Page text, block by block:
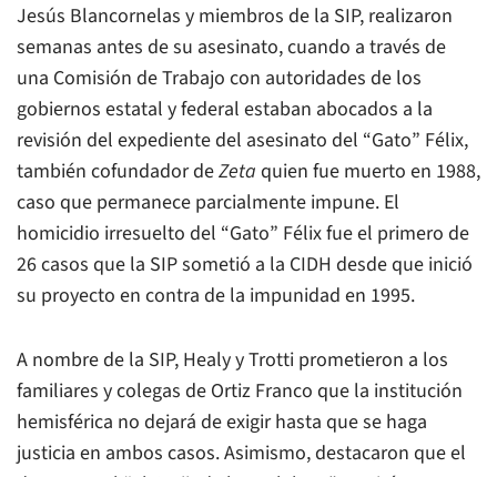
Jesús Blancornelas y miembros de la SIP, realizaron
semanas antes de su asesinato, cuando a través de
una Comisión de Trabajo con autoridades de los
gobiernos estatal y federal estaban abocados a la
revisión del expediente del asesinato del “Gato” Félix,
también cofundador deZeta quien fue muerto en 1988,
caso que permanece parcialmente impune. El
homicidio irresuelto del “Gato” Félix fue el primero de
26 casos que la SIP sometió a la CIDH desde que inició
su proyecto en contra de la impunidad en 1995.
A nombre de la SIP, Healy y Trotti prometieron a los
familiares y colegas de Ortiz Franco que la institución
hemisférica no dejará de exigir hasta que se haga
justicia en ambos casos. Asimismo, destacaron que el